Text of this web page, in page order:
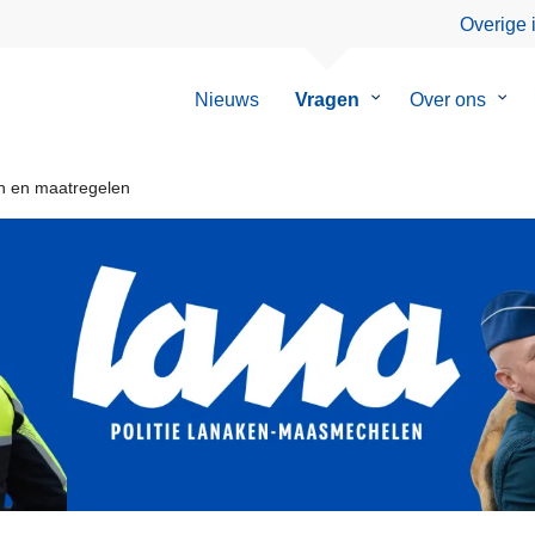
Overige
Nieuws Vragen
SubmenuOver ons
en maatregelen